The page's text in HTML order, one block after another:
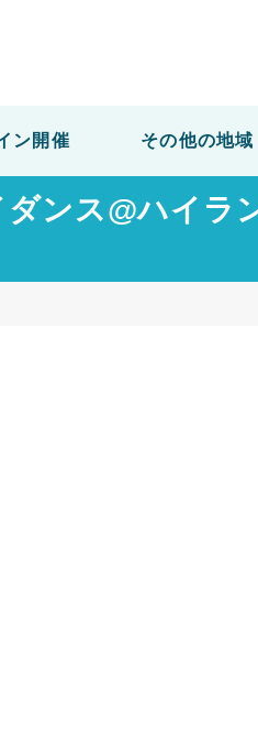
ン開催 その他の地域
ンス@ハイラ